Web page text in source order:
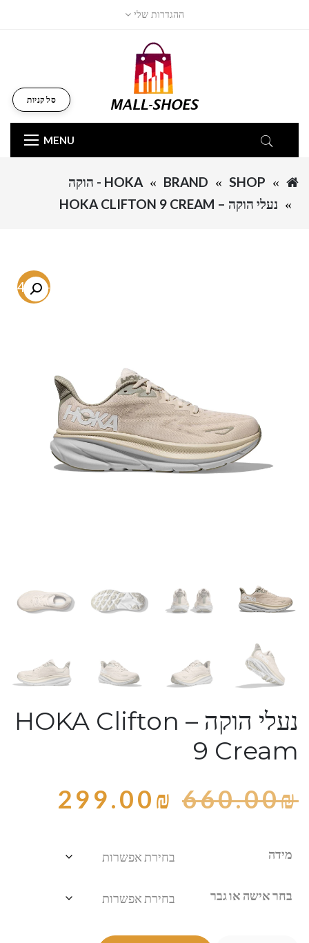
ההגדרות שלי
MENU
סל קניות
SHOP
BRAND
HOKA - הוקה
נעלי הוקה – HOKA CLIFTON 9 CREAM
-54.7%
נעלי הוקה – HOKA Clifton
9 Cream
660.00₪
299.00₪
מידה
בחר אישה או גבר